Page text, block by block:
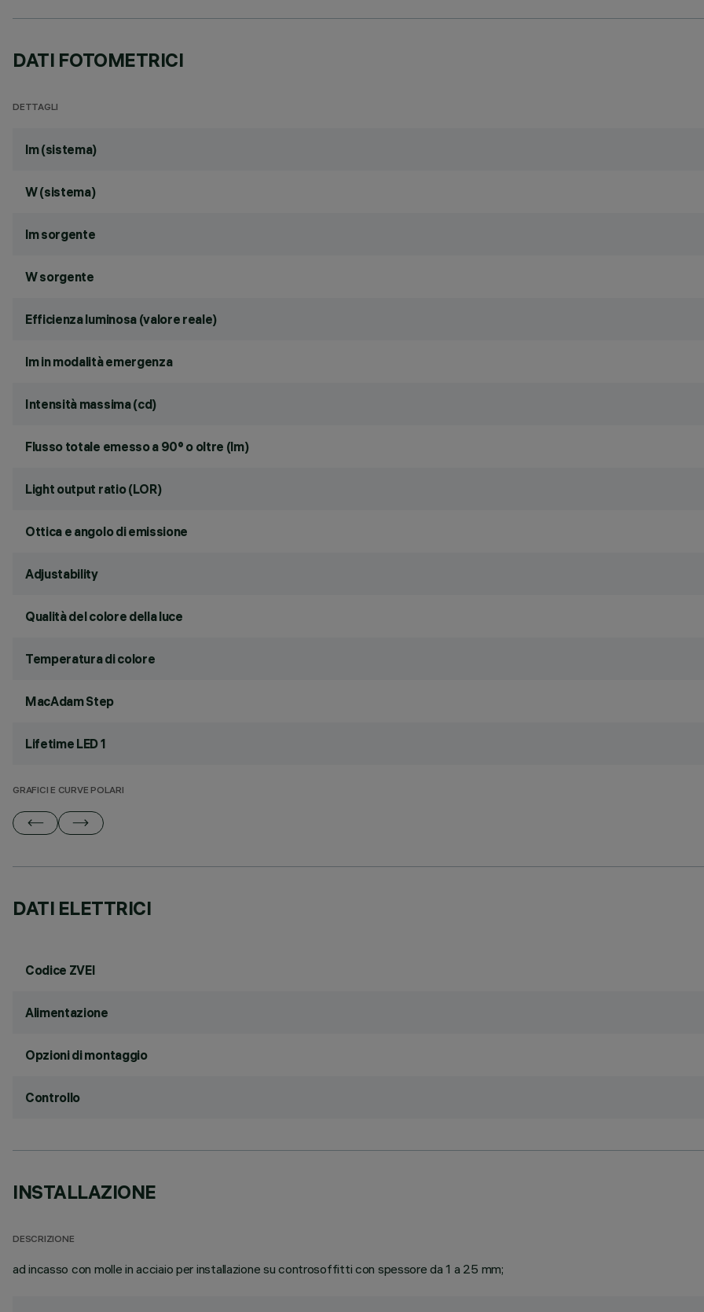
DATI FOTOMETRICI
DETTAGLI
lm (sistema)
W (sistema)
lm sorgente
W sorgente
Efficienza luminosa (valore reale)
lm in modalità emergenza
Intensità massima (cd)
Flusso totale emesso a 90° o oltre (lm)
Light output ratio (LOR)
Ottica e angolo di emissione
Adjustability
Qualità del colore della luce
Temperatura di colore
MacAdam Step
Lifetime LED 1
GRAFICI E CURVE POLARI
DATI ELETTRICI
Codice ZVEI
Alimentazione
Opzioni di montaggio
Controllo
INSTALLAZIONE
DESCRIZIONE
ad incasso con molle in acciaio per installazione su controsoffitti con spessore da 1 a 25 mm;